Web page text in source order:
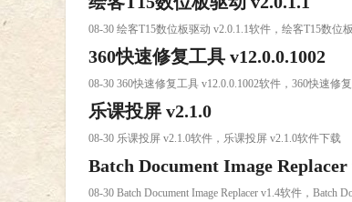
08-30 绘客T15数位板驱动 v2.0.1.1软件，绘客T15数位
360快速修复工具 v12.0.0.1002
08-30 360快速修复工具 v12.0.0.1002软件，360快速修
乐课投屏 v2.1.0
08-30 乐课投屏 v2.1.0软件，乐课投屏 v2.1.0软件下载
Batch Document Image Replacer
08-30 Batch Document Image Replacer v1.4软件，Batch